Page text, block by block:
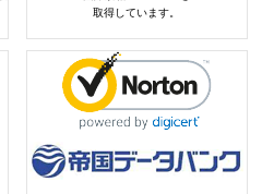
取得しています。